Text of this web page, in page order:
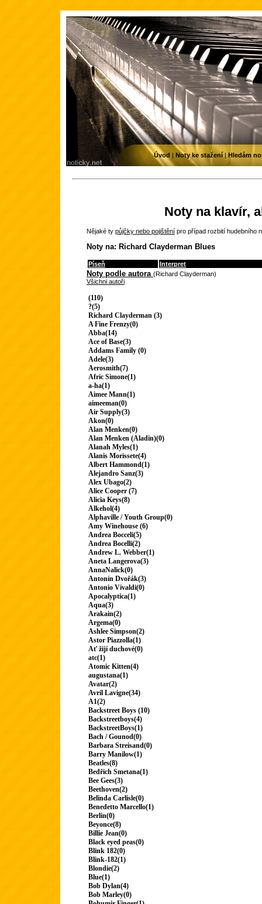
Noty na klavír,
Nějaké ty půjčky nebo pojištění pro případ rozbití hudebního
Noty na: Richard Clayderman Blues
Píseň Interpret
Noty podle autora (Richard Clayderman)
Všichni autoři
(110)
?(5)
Richard Clayderman (3)
A Fine Frenzy(0)
Abba(14)
Ace of Base(3)
Addams Family (0)
Adele(3)
Aerosmith(7)
Afric Simone(1)
a-ha(1)
Aimee Mann(1)
aimeeman(0)
Air Supply(3)
Akon(0)
Alan Menken(0)
Alan Menken (Aladin)(0)
Alanah Myles(1)
Alanis Morissete(4)
Albert Hammond(1)
Alejandro Sanz(3)
Alex Ubago(2)
Alice Cooper (7)
Alicia Keys(8)
Alkehol(4)
Alphaville / Youth Group(0)
Amy Winehouse (6)
Andrea Bocceli(5)
Andrea Bocelli(2)
Andrew L. Webber(1)
Aneta Langerova(3)
AnnaNalick(0)
Antonín Dvořák(3)
Antonio Vivaldi(0)
Apocalyptica(1)
Aqua(3)
Arakain(2)
Argema(0)
Ashlee Simpson(2)
Astor Piazzolla(1)
Ať žijí duchové(0)
atc(1)
Atomic Kitten(4)
augustana(1)
Avatar(2)
Avril Lavigne(34)
A1(2)
Backstreet Boys (10)
Backstreetboys(4)
BackstreetBoys(1)
Bach / Gounod(0)
Barbara Streisand(0)
Barry Manilow(1)
Beatles(8)
Bedřich Smetana(1)
Bee Gees(3)
Beethoven(2)
Belinda Carlisle(0)
Benedetto Marcello(1)
Berlin(0)
Beyonce(8)
Billie Jean(0)
Black eyed peas(0)
Blink 182(0)
Blink-182(1)
Blondie(2)
Blue(1)
Bob Dylan(4)
Bob Marley(0)
Úvod | Noty ke stažení| Hledám